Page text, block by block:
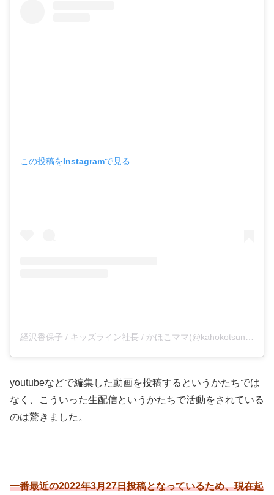
この投稿をInstagramで見る
youtubeなどで編集した動画を投稿するというかたちでは
なく、こういった生配信というかたちで活動をされている
のは驚きました。
一番最近の2022年3月27日投稿となっているため、現在起